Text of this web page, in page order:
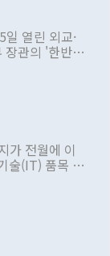
열린 외교·
장관의 '한반도
하겠다고 공
동안 정 장
대통령과 유
이다. 정 장
높아지고 있
가 전월에 이
술(IT) 품목 수